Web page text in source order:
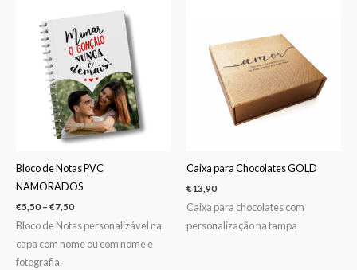
Bloco de Notas PVC
NAMORADOS
€5,50 – €7,50
through
€7,50
Bloco de Notas personalizável na
capa com nome ou com nome e
fotografia.
Caixa para Chocolates GOLD
€13,90
Caixa para chocolates com
personalização na tampa